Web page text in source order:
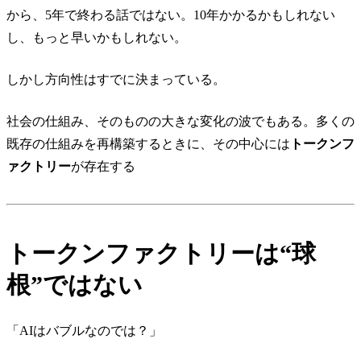
から、5年で終わる話ではない。10年かかるかもしれない
し、もっと早いかもしれない。
しかし方向性はすでに決まっている。
社会の仕組み、そのものの大きな変化の波でもある。多くの
既存の仕組みを再構築するときに、その中心には トークンフ
ァクトリーが存在する
トークンファクトリーは“球
根”ではない
「AIはバブルなのでは？」